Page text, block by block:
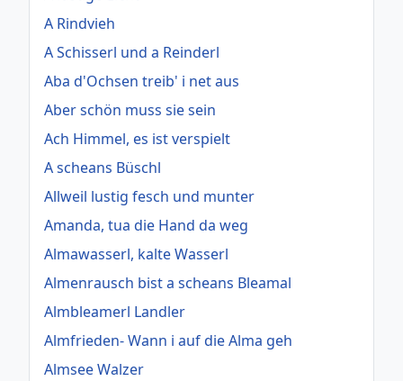
A Rindvieh
A Schisserl und a Reinderl
Aba d'Ochsen treib' i net aus
Aber schön muss sie sein
Ach Himmel, es ist verspielt
A scheans Büschl
Allweil lustig fesch und munter
Amanda, tua die Hand da weg
Almawasserl, kalte Wasserl
Almenrausch bist a scheans Bleamal
Almbleamerl Landler
Almfrieden- Wann i auf die Alma geh
Almsee Walzer